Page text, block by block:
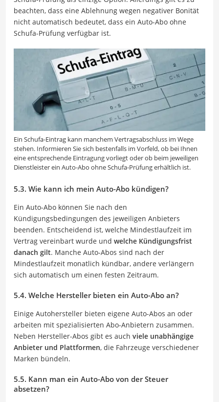
beachten, dass eine Ablehnung wegen negativer Bonität
nicht automatisch bedeutet, dass ein Auto-Abo ohne
Schufa-Prüfung verfügbar ist.
Ein Schufa-Eintrag kann manchem Vertragsabschluss im Wege
stehen. Informieren Sie sich bestenfalls im Vorfeld, ob bei Ihnen
eine entsprechende Eintragung vorliegt oder ob beim jeweiligen
Dienstleister ein Auto-Abo ohne Schufa-Prüfung erhältlich ist.
5.3. Wie kann ich mein Auto-Abo kündigen?
Ein Auto-Abo können Sie nach den
Kündigungsbedingungen des jeweiligen Anbieters
beenden. Entscheidend ist, welche Mindestlaufzeit im
Vertrag vereinbart wurde und welche Kündigungsfrist
danach gilt. Manche Auto-Abos sind nach der
Mindestlaufzeit monatlich kündbar, andere verlängern
sich automatisch um einen festen Zeitraum.
5.4. Welche Hersteller bieten ein Auto-Abo an?
Einige Autohersteller bieten eigene Auto-Abos an oder
arbeiten mit spezialisierten Abo-Anbietern zusammen.
Neben Hersteller-Abos gibt es auch viele unabhängige
Anbieter und Plattformen, die Fahrzeuge verschiedener
Marken bündeln.
5.5. Kann man ein Auto-Abo von der Steuer
absetzen?